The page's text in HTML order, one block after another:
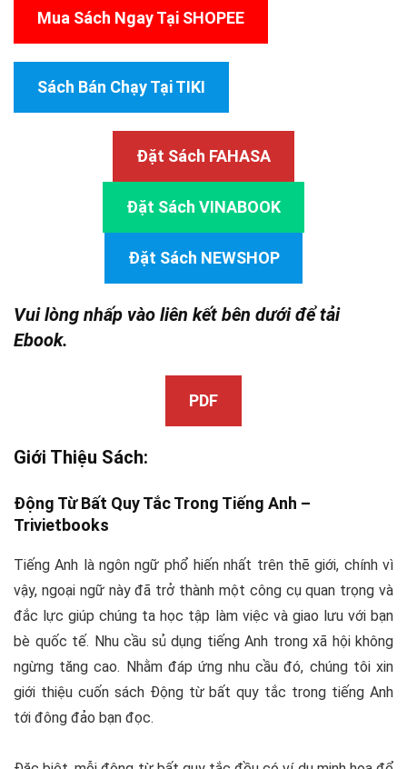
Mua Sách Ngay Tại SHOPEE
Sách Bán Chạy Tại TIKI
Đặt Sách FAHASA
Đặt Sách VINABOOK
Đặt Sách NEWSHOP
Vui lòng nhấp vào liên kết bên dưới để tải
Ebook.
PDF
Giới Thiệu Sách:
Động Từ Bất Quy Tắc Trong Tiếng Anh –
Trivietbooks
Tiếng Anh là ngôn ngữ phổ hiến nhất trên thẽ giới, chính vì
vậy, ngoại ngữ này đã trở thành một công cụ quan trọng và
đắc lực giúp chúng ta học tập làm việc và giao lưu với bạn
bè quốc tế. Nhu cầu sủ dụng tiếng Anh trong xã hội không
ngừng tăng cao. Nhằm đáp ứng nhu cầu đó, chúng tôi xin
giới thiệu cuốn sách Động từ bất quy tắc trong tiếng Anh
tới đông đảo bạn đọc.